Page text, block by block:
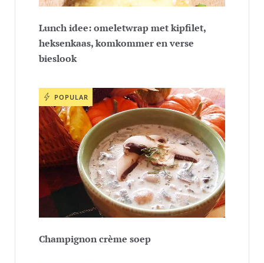
Lunch idee: omeletwrap met kipfilet,
heksenkaas, komkommer en verse
bieslook
POPULAR
Champignon crème soep